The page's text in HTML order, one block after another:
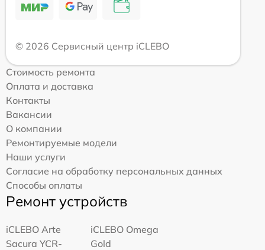
© 2026 Сервисный центр iCLEBO
Стоимость ремонта
Оплата и доставка
Контакты
Вакансии
О компании
Ремонтируемые модели
Наши услуги
Согласие на обработку персональных данных
Способы оплаты
Ремонт устройств
iCLEBO Arte
Sacura YCR-
iCLEBO Omega
Gold